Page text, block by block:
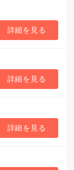
詳細を見る
詳細を見る
詳細を見る